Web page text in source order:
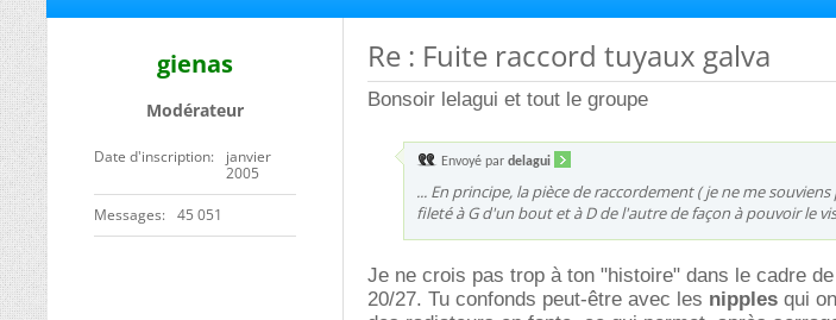
gienas
Modérateur
Date d'inscription
janvier
2005
Messages 45 051
Re : Fuite raccord tuyaux galva
Bonsoir lelagui et tout le groupe
Envoyé par delagui
... En principe, la pièce de raccordement ( je ne me
fileté à G d'un bout et à D de l'autre de façon à pouvoir le
Je ne crois pas trop à ton "histoire" dans le cadre
20/27. Tu confonds peut-être avec les nipples qui